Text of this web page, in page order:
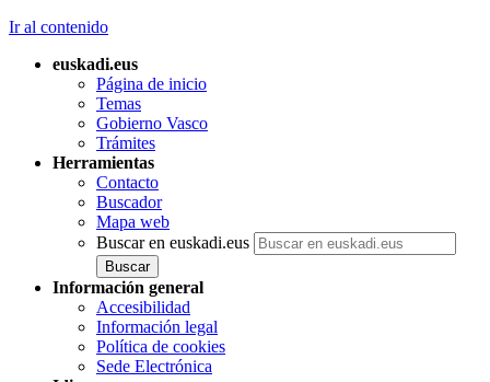
Ir al contenido
euskadi.eus
Página de inicio
Temas
Gobierno Vasco
Trámites
Herramientas
Contacto
Buscador
Mapa web
Buscar en euskadi.eus
Información general
Accesibilidad
Información legal
Política de cookies
Sede Electrónica